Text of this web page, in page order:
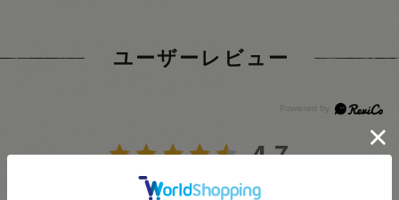
ユーザーレビュー
4.7
レビュー件数：3件